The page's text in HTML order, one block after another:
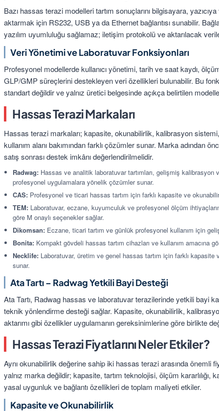
Bazı hassas terazi modelleri tartım sonuçlarını bilgisayara,
aktarmak için RS232, USB ya da Ethernet bağlantısı sunabilir.
yazılım uyumluluğu sağlamaz; iletişim protokolü ve aktarılacak
Veri Yönetimi ve Laboratuvar Fonksiyonları
Profesyonel modellerde kullanıcı yönetimi, tarih ve saat kaydı,
GLP/GMP süreçlerini destekleyen veri özellikleri bulunabilir. Bu
standart değildir ve yalnız üretici belgesinde açıkça belirtilen
Hassas Terazi Markaları
Hassas terazi markaları; kapasite, okunabilirlik, kalibrasyon
kullanım alanı bakımından farklı çözümler sunar. Marka adından
satış sonrası destek imkânı değerlendirilmelidir.
Radwag: Hassas ve analitik laboratuvar tartımları, gelişmiş
profesyonel uygulamalara yönelik çözümler sunar.
CAS: Profesyonel ve ticari hassas tartım için farklı kapasite ve
TEM: Laboratuvar, eczane, kuyumculuk ve profesyonel ölçüm
göre M onaylı seçenekler sağlar.
Dikomsan: Eczane, ticari tartım ve günlük profesyonel kullanım için
Bonita: Kompakt gövdeli hassas tartım cihazları ve kullanım amacına
Necklife: Laboratuvar, üretim ve genel hassas tartım için farklı
sunar.
Ata Tartı – Radwag Yetkili Bayi Desteği
Ata Tartı, Radwag hassas ve laboratuvar terazilerinde yetkili bayi
teknik yönlendirme desteği sağlar. Kapasite, okunabilirlik,
aktarımı gibi özellikler uygulamanın gereksinimlerine göre birlikte
Hassas Terazi Fiyatlarını Neler Etkiler?
Aynı okunabilirlik değerine sahip iki hassas terazi arasında önemli
yalnız marka değildir; kapasite, tartım teknolojisi, ölçüm kararlılığı,
yasal uygunluk ve bağlantı özellikleri de toplam maliyeti etkiler.
Kapasite ve Okunabilirlik